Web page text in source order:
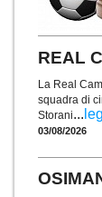
REAL
La Real
squadra di
Storani...
03/08/2026